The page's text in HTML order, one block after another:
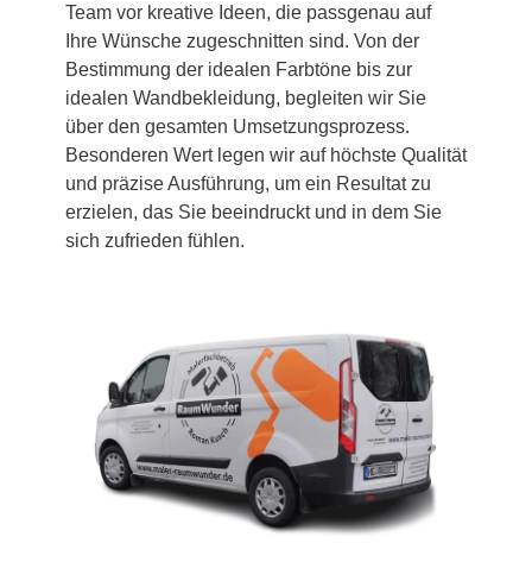
Team vor kreative Ideen, die passgenau auf
Ihre Wünsche zugeschnitten sind. Von der
Bestimmung der idealen Farbtöne bis zur
idealen Wandbekleidung, begleiten wir Sie
über den gesamten Umsetzungsprozess.
Besonderen Wert legen wir auf höchste Qualität
und präzise Ausführung, um ein Resultat zu
erzielen, das Sie beeindruckt und in dem Sie
sich zufrieden fühlen.